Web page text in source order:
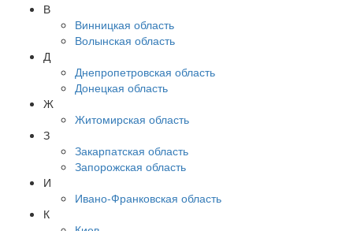
В
Винницкая область
Волынская область
Д
Днепропетровская область
Донецкая область
Ж
Житомирская область
З
Закарпатская область
Запорожская область
И
Ивано-Франковская область
К